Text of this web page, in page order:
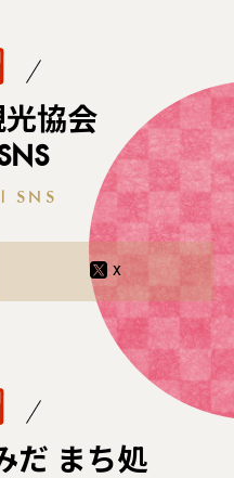
協会
SNS
X
だ まち処